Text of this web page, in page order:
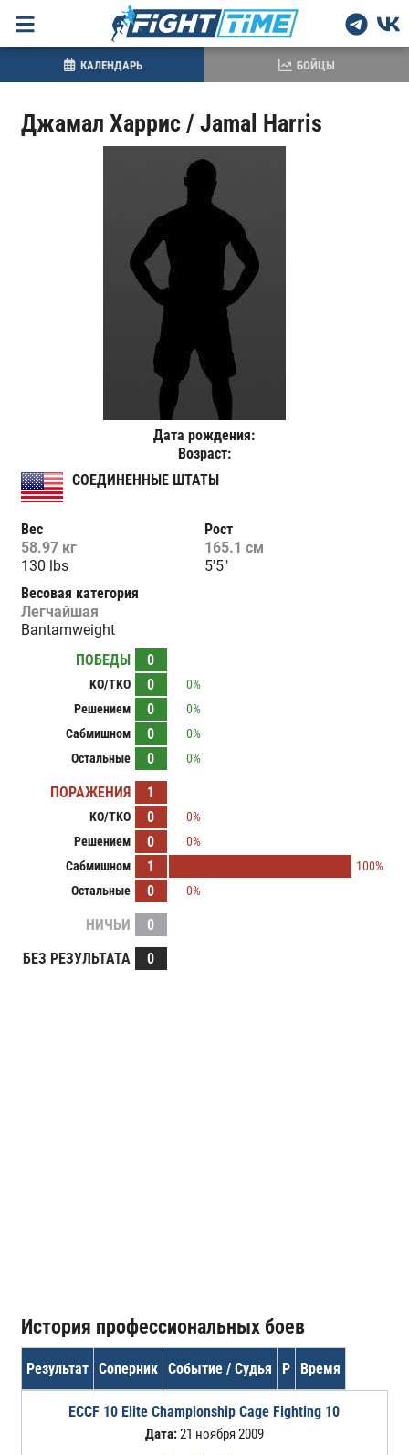
Джамал Харрис / Jamal Harris
Дата рождения:
Возраст:
СОЕДИНЕННЫЕ ШТАТЫ
Вес
58.97 кг
130 lbs
Рост
165.1 см
5'5"
Весовая категория
Легчайшая
Bantamweight
ПОБЕДЫ
0
KO/TKO 0
0%
Решением
0
0%
Сабмишном
0
0%
Остальные
0 0%
ПОРАЖЕНИЯ 1
KO/TKO 0
0%
Решением
0
0%
Сабмишном
1
100%
Остальные
0 0%
НИЧЬИ
0
БЕЗ РЕЗУЛЬТАТА
0
История профессиональных боев
Результат Соперник Событие / Судья Р Время
ECCF 10 Elite Championship Cage Fighting 10
Дата:21 ноября 2009
КАЛЕНДАРЬ БОЙЦЫ